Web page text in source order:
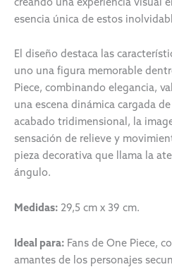
esencia única de estos
El diseño destaca las
uno una figura memorable
Piece, combinando elegancia,
una escena dinámica cargada
acabado tridimensional, la
sensación de relieve y
pieza decorativa que llama la
ángulo.
Medidas: 29,5 cm x 39 cm.
Ideal para: Fans de One Piece,
amantes de los personajes